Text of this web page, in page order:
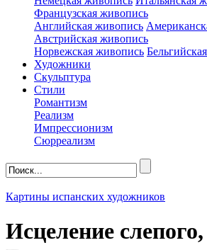
Французская живопись
Английская живопись
Австрийская живопись
Норвежская живопись
Художники
Скульптура
Стили
Романтизм
Реализм
Импрессионизм
Сюрреализм
Картины испанских художников
Исцеление